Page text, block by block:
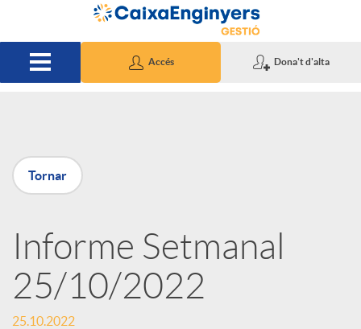
Salta al contingut principal
Accés Dona't d'alta
P
u
b
l
Tornar
Informe Setmanal
25/10/2022
25.10.2022